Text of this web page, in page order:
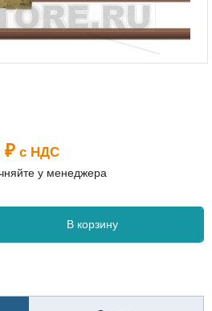
₽ с НДС
у менеджера
В корзину